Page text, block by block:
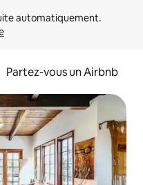
Partez-vous un Airbnb